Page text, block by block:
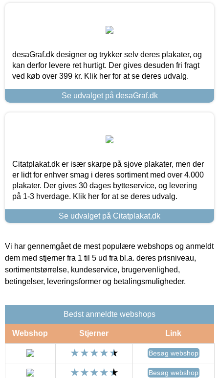
desaGraf.dk designer og trykker selv deres plakater, og
kan derfor levere ret hurtigt. Der gives desuden fri fragt
ved køb over 399 kr. Klik her for at se deres udvalg.
Se udvalget på desaGraf.dk
Citatplakat.dk er især skarpe på sjove plakater, men der
er lidt for enhver smag i deres sortiment med over 4.000
plakater. Der gives 30 dages bytteservice, og levering
på 1-3 hverdage. Klik her for at se deres udvalg.
Se udvalget på Citatplakat.dk
Vi har gennemgået de mest populære webshops og anmeldt
dem med stjerner fra 1 til 5 ud fra bl.a. deres prisniveau,
sortimentstørrelse, kundeservice, brugervenlighed,
betingelser, leveringsformer og betalingsmuligheder.
Bedst anmeldte webshops
Webshop Stjerner Link
Besøg webshop
Besøg webshop